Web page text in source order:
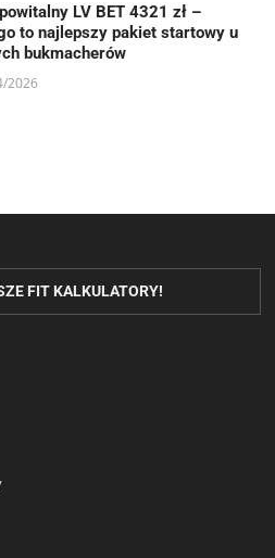
LV BET 4321 zł –
to najlepszy pakiet startowy u
bukmacherów
2026
FIT KALKULATORY!